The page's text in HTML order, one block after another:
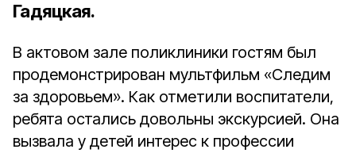
Гадяцкая.
В актовом зале поликлиники гостям был
продемонстрирован мультфильм «Следим
за здоровьем». Как отметили воспитатели,
ребята остались довольны экскурсией. Она
вызвала у детей интерес к профессии